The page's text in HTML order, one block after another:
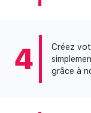
4
Créez
grâce à